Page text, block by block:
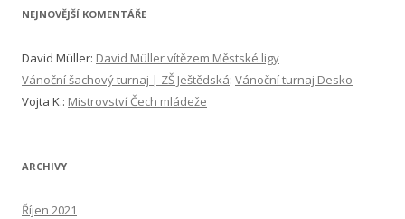
NEJNOVĚJŠÍ KOMENTÁŘE
David Müller: David Müller vítězem Městské ligy
Vánoční šachový turnaj | ZŠ Ještědská: Vánoční turnaj Desko
Vojta K.: Mistrovství Čech mládeže
ARCHIVY
Říjen 2021